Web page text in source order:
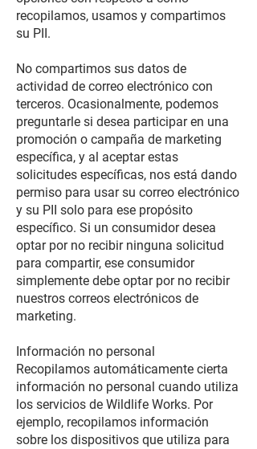
recopilamos, usamos y compartimos
su PII.
No compartimos sus datos de
actividad de correo electrónico con
terceros. Ocasionalmente, podemos
preguntarle si desea participar en una
promoción o campaña de marketing
específica, y al aceptar estas
solicitudes específicas, nos está dando
permiso para usar su correo electrónico
y su PII solo para ese propósito
específico. Si un consumidor desea
optar por no recibir ninguna solicitud
para compartir, ese consumidor
simplemente debe optar por no recibir
nuestros correos electrónicos de
marketing.
Información no personal
Recopilamos automáticamente cierta
información no personal cuando utiliza
los servicios de Wildlife Works. Por
ejemplo, recopilamos información
sobre los dispositivos que utiliza para